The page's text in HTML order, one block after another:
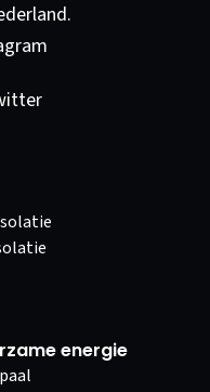
energie